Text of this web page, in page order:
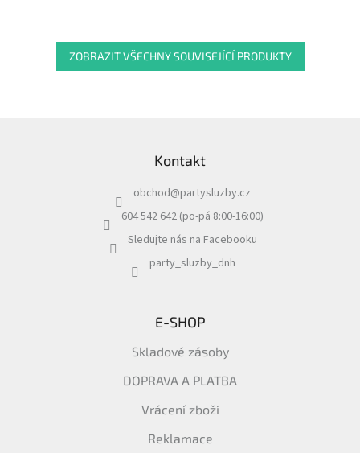
ZOBRAZIT VŠECHNY SOUVISEJÍCÍ PRODUKTY
Kontakt
obchod@partysluzby.cz
604 542 642 (po-pá 8:00-16:00)
Sledujte nás na Facebooku
party_sluzby_dnh
E-SHOP
Skladové zásoby
DOPRAVA A PLATBA
Vrácení zboží
Reklamace